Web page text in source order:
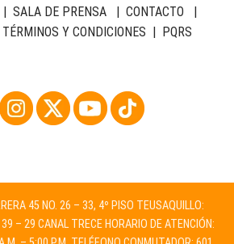
SALA DE PRENSA| CONTACTO |
TÉRMINOS Y CONDICIONES | PQRS
45 NO. 26 – 33, 4º PISO TEUSAQUILLO:
– 29 CANAL TRECE HORARIO DE ATENCIÓN: